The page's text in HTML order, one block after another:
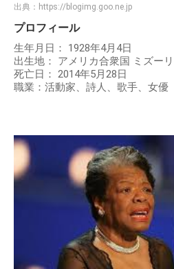
出典： https://blogimg.goo.ne.jp
プロフィール
生年月日： 1928年4月4日
出生地： アメリカ合衆国 ミズー
死亡日： 2014年5月28日
職業：活動家、詩人、歌手、女優